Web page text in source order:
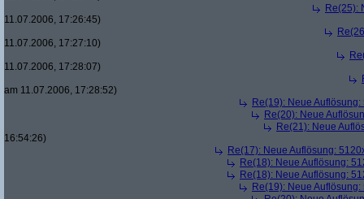
Re(25):
11.07.2006, 17:26:45)
11.07.2006, 17:27:10)
11.07.2006, 17:28:07)
am 11.07.2006, 17:28:52)
Re(19): Neue
Re(20): Neue
Re(21): Neue
16:54:26)
Re(17): Neue Auflösung:
Re(18): Neue Auflösung:
Re(18): Neue Auflösung:
Re(19): Neue